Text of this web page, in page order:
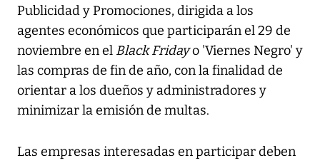
Publicidad y Promociones, dirigida a los
agentes económicos que participarán el 29 de
noviembre en el Black Fridayo 'Viernes Negro' y
las compras de fin de año, con la finalidad de
orientar a los dueños y administradores y
minimizar la emisión de multas.
Las empresas interesadas en participar deben